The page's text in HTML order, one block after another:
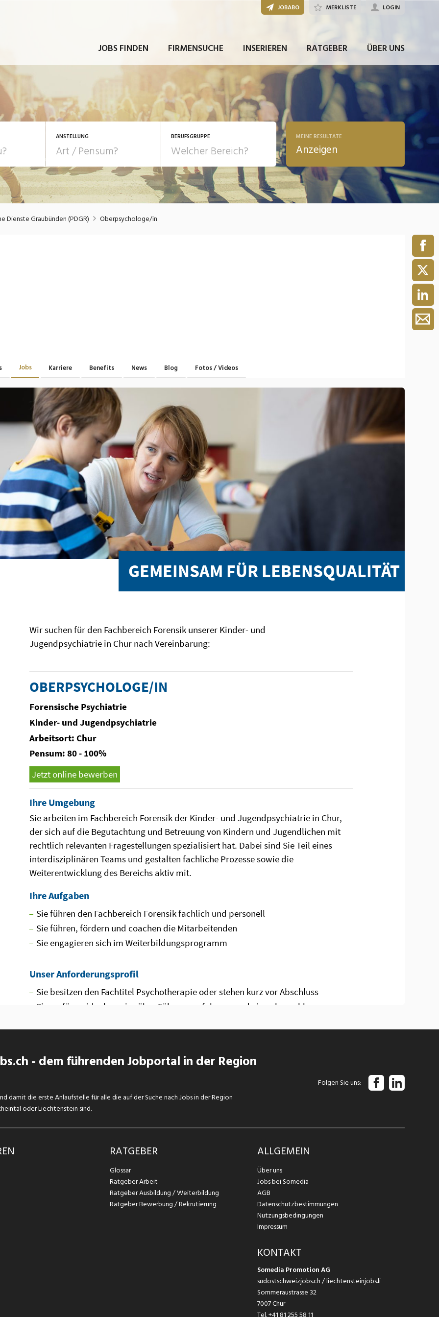
JOBS FINDEN FIRMENSUCHE INSERIEREN RATGEBER ÜBER UNS
JOBABO MERKLISTE LOGIN
ANSTELLUNG
10-100%Pensum
Temporär (befristet)
POSITION
BERUFSGRUPPE
Handwerk, Elektro Bildung, Kunst, Design, Soziale
Berufe, Sport
Human Resources Einkauf, Logistik, Transport,
Verkehr
Handel, Kundenberatung,
MEINE RESULTATE
Anzeigen
Dienste Graubünden (PDGR) Oberpsychologe/in
JETZT BEWERBEN
Jobs Karriere Benefits News Blog Fotos / Videos
- dem führenden Jobportal in der Region
damit die erste Anlaufstelle für alle die auf der Suche nach Jobs in der Region
oder Liechtenstein sind.
Folgen Sie uns
RATGEBER
Glossar
Ratgeber Arbeit
Ratgeber Ausbildung / Weiterbildung
Ratgeber Bewerbung / Rekrutierung
ALLGEMEIN
Über uns
Jobs bei Somedia
AGB
Datenschutzbestimmungen
Nutzungsbedingungen
Impressum
KONTAKT
Somedia Promotion AG
südostschweizjobs.ch / liechtensteinjobs.li
Sommeraustrasse 32
7007 Chur